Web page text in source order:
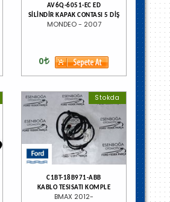
AV6Q-6051-EC ED
SİLİNDİR KAPAK CONTASI 5 DİŞ
MONDEO - 2007
0
Stokda
C1BT-18B971-ABB
KABLO TESISATI KOMPLE
BMAX 2012-